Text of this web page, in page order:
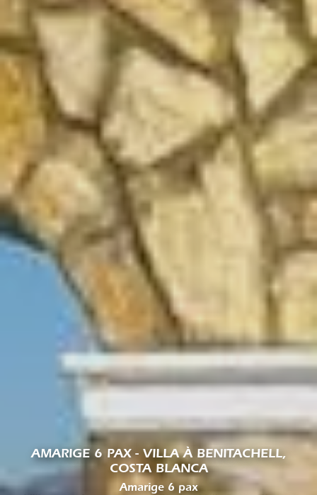
AMARIGE 6 PAX - VILLA À BENITACHELL,
COSTA BLANCA
Amarige 6 pax